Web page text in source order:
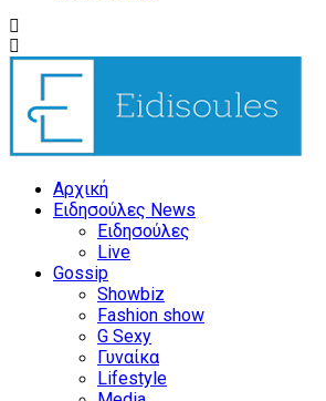
Αρχική
Ειδησούλες News
Ειδησούλες
Live
Gossip
Showbiz
Fashion show
G Sexy
Γυναίκα
Lifestyle